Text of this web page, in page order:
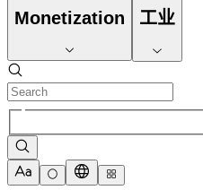
Monetization 工业